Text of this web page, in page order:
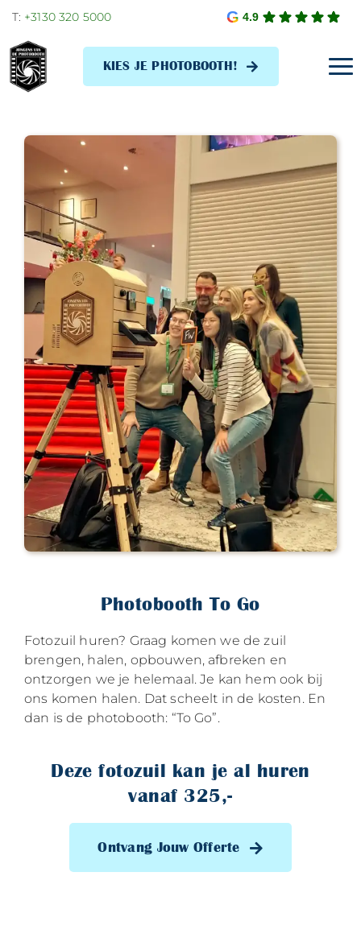
content
T: +3130 320 5000 4.9
KIES JE PHOTOBOOTH!
Photobooth To Go
Fotozuil huren? Graag komen we de zuil
brengen, halen, opbouwen, afbreken en
ontzorgen we je helemaal. Je kan hem ook bij
ons komen halen. Dat scheelt in de kosten. En
dan is de photobooth: “To Go”.
Deze fotozuil kan je al huren
vanaf 325,-
Ontvang Jouw Offerte